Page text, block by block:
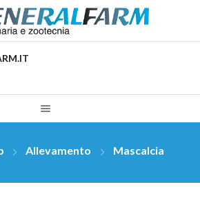
Allevamento Mascalcia